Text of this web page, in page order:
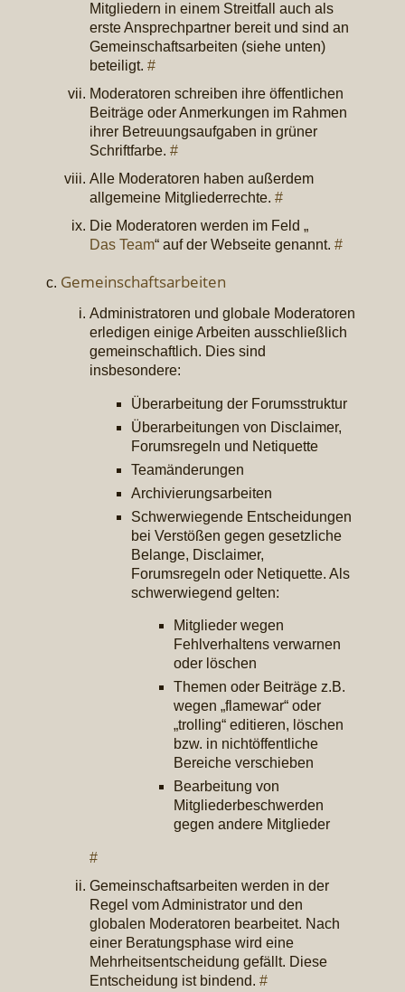
Mitgliedern in einem Streitfall auch als
erste Ansprechpartner bereit und sind an
Gemeinschaftsarbeiten (siehe unten)
beteiligt. #
Moderatoren schreiben ihre öffentlichen
Beiträge oder Anmerkungen im Rahmen
ihrer Betreuungsaufgaben in grüner
Schriftfarbe. #
Alle Moderatoren haben außerdem
allgemeine Mitgliederrechte. #
Die Moderatoren werden im Feld „
Das Team“ auf der Webseite genannt. #
Gemeinschaftsarbeiten
Administratoren und globale Moderatoren
erledigen einige Arbeiten ausschließlich
gemeinschaftlich. Dies sind
insbesondere:
Überarbeitung der Forumsstruktur
Überarbeitungen von Disclaimer,
Forumsregeln und Netiquette
Teamänderungen
Archivierungsarbeiten
Schwerwiegende Entscheidungen
bei Verstößen gegen gesetzliche
Belange, Disclaimer,
Forumsregeln oder Netiquette. Als
schwerwiegend gelten:
Mitglieder wegen
Fehlverhaltens verwarnen
oder löschen
Themen oder Beiträge z.B.
wegen „flamewar“ oder
„trolling“ editieren, löschen
bzw. in nichtöffentliche
Bereiche verschieben
Bearbeitung von
Mitgliederbeschwerden
gegen andere Mitglieder
#
Gemeinschaftsarbeiten werden in der
Regel vom Administrator und den
globalen Moderatoren bearbeitet. Nach
einer Beratungsphase wird eine
Mehrheitsentscheidung gefällt. Diese
Entscheidung ist bindend. #